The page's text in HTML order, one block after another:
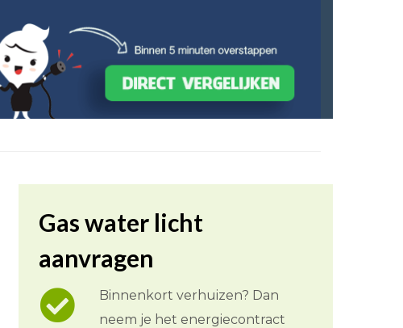
Gas water licht
aanvragen
Binnenkort verhuizen? Dan
neem je het energiecontract